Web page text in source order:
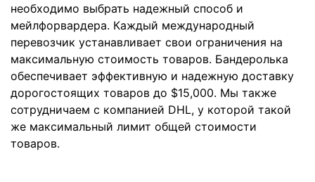
необходимо выбрать надежный способ и
мейлфорвардера. Каждый международный
перевозчик устанавливает свои ограничения на
максимальную стоимость товаров. Бандеролька
обеспечивает эффективную и надежную доставку
дорогостоящих товаров до $15,000. Мы также
сотрудничаем с компанией DHL, у которой такой
же максимальный лимит общей стоимости
товаров.